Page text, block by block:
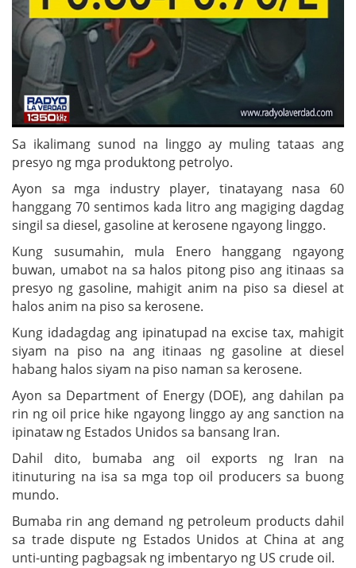
Sa ikalimang sunod na linggo ay muling tataas ang
presyo ng mga produktong petrolyo.
Ayon sa mga industry player, tinatayang nasa 60
hanggang 70 sentimos kada litro ang magiging dagdag
singil sa diesel, gasoline at kerosene ngayong linggo.
Kung susumahin, mula Enero hanggang ngayong
buwan, umabot na sa halos pitong piso ang itinaas sa
presyo ng gasoline, mahigit anim na piso sa diesel at
halos anim na piso sa kerosene.
Kung idadagdag ang ipinatupad na excise tax, mahigit
siyam na piso na ang itinaas ng gasoline at diesel
habang halos siyam na piso naman sa kerosene.
Ayon sa Department of Energy (DOE), ang dahilan pa
rin ng oil price hike ngayong linggo ay ang sanction na
ipinataw ng Estados Unidos sa bansang Iran.
Dahil dito, bumaba ang oil exports ng Iran na
itinuturing na isa sa mga top oil producers sa buong
mundo.
Bumaba rin ang demand ng petroleum products dahil
sa trade dispute ng Estados Unidos at China at ang
unti-unting pagbagsak ng imbentaryo ng US crude oil.